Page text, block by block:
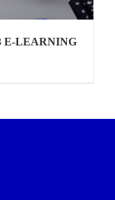
E-LEARNING